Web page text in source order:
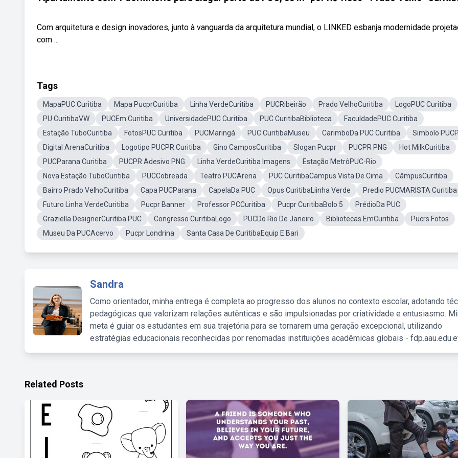
Com arquitetura e design inovadores, junto à vanguarda da arquitetura mundial, o LINKED esbanja modernidade
com ...
Tags
MapaPUC Curitiba Mapa PucprCuritiba Linha VerdeCuritiba PUCRibeirão Prado VelhoCuritiba
LogoPUC Curitiba
PU CuritibaVW
PUCEm Curitiba UniversidadePUC Curitiba PUC CuritibaBiblioteca
FaculdadePUC Curitiba
Estação TuboCuritiba
FotosPUC Curitiba PUCMaringá PUC CuritibaMuseu CarimboDa PUC Curitiba
Simbolo
Digital ArenaCuritiba
Logotipo PUCPR Curitiba Gino CamposCuritiba Slogan Pucpr PUCPR PNG
Hot MilkCuritiba
PUCParana Curitiba
PUCPR Adesivo PNG Linha VerdeCuritiba Imagens
Estação MetrôPUC-Rio
Nova Estação TuboCuritiba
PUCCobreada Teatro PUCArena PUC CuritibaCampus Vista De Cima
CâmpusCuritiba
Bairro Prado VelhoCuritiba
Capa PUCParana CapelaDa PUC Opus CuritibaLiinha Verde
Predio PUCMARISTA Curitiba
Futuro Linha VerdeCuritiba
Pucpr Banner Professor PCCuritiba Pucpr CuritibaBolo 5
PrédioDa PUC
Graziella DesignerCuritiba PUC
Congresso CuritibaLogo PUCDo Rio De Janeiro Bibliotecas EmCuritiba
Pucrs Fotos
Museu Da PUCAcervo
Pucpr Londrina Santa Casa De CuritibaEquip E Bari
Sandra
Como orientador, minha entrega é completa ao progresso dos alunos no contexto escolar, adotando
pedagógicas que valorizam relações autênticas e são impulsionadas por criatividade e entusiasmo.
meta é guiar os estudantes em sua trajetória para se tornarem uma geração excepcional, utilizando
estratégias educacionais reconhecidas por renomadas instituições acadêmicas globais -
Related Posts